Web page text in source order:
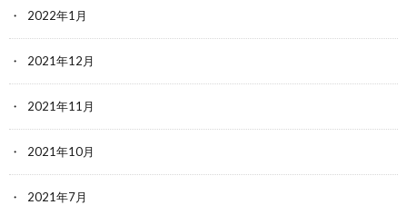
2022年1月
2021年12月
2021年11月
2021年10月
2021年7月